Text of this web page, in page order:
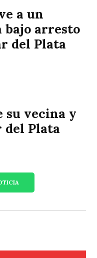
a un
bajo arresto
del Plata
su vecina y
del Plata